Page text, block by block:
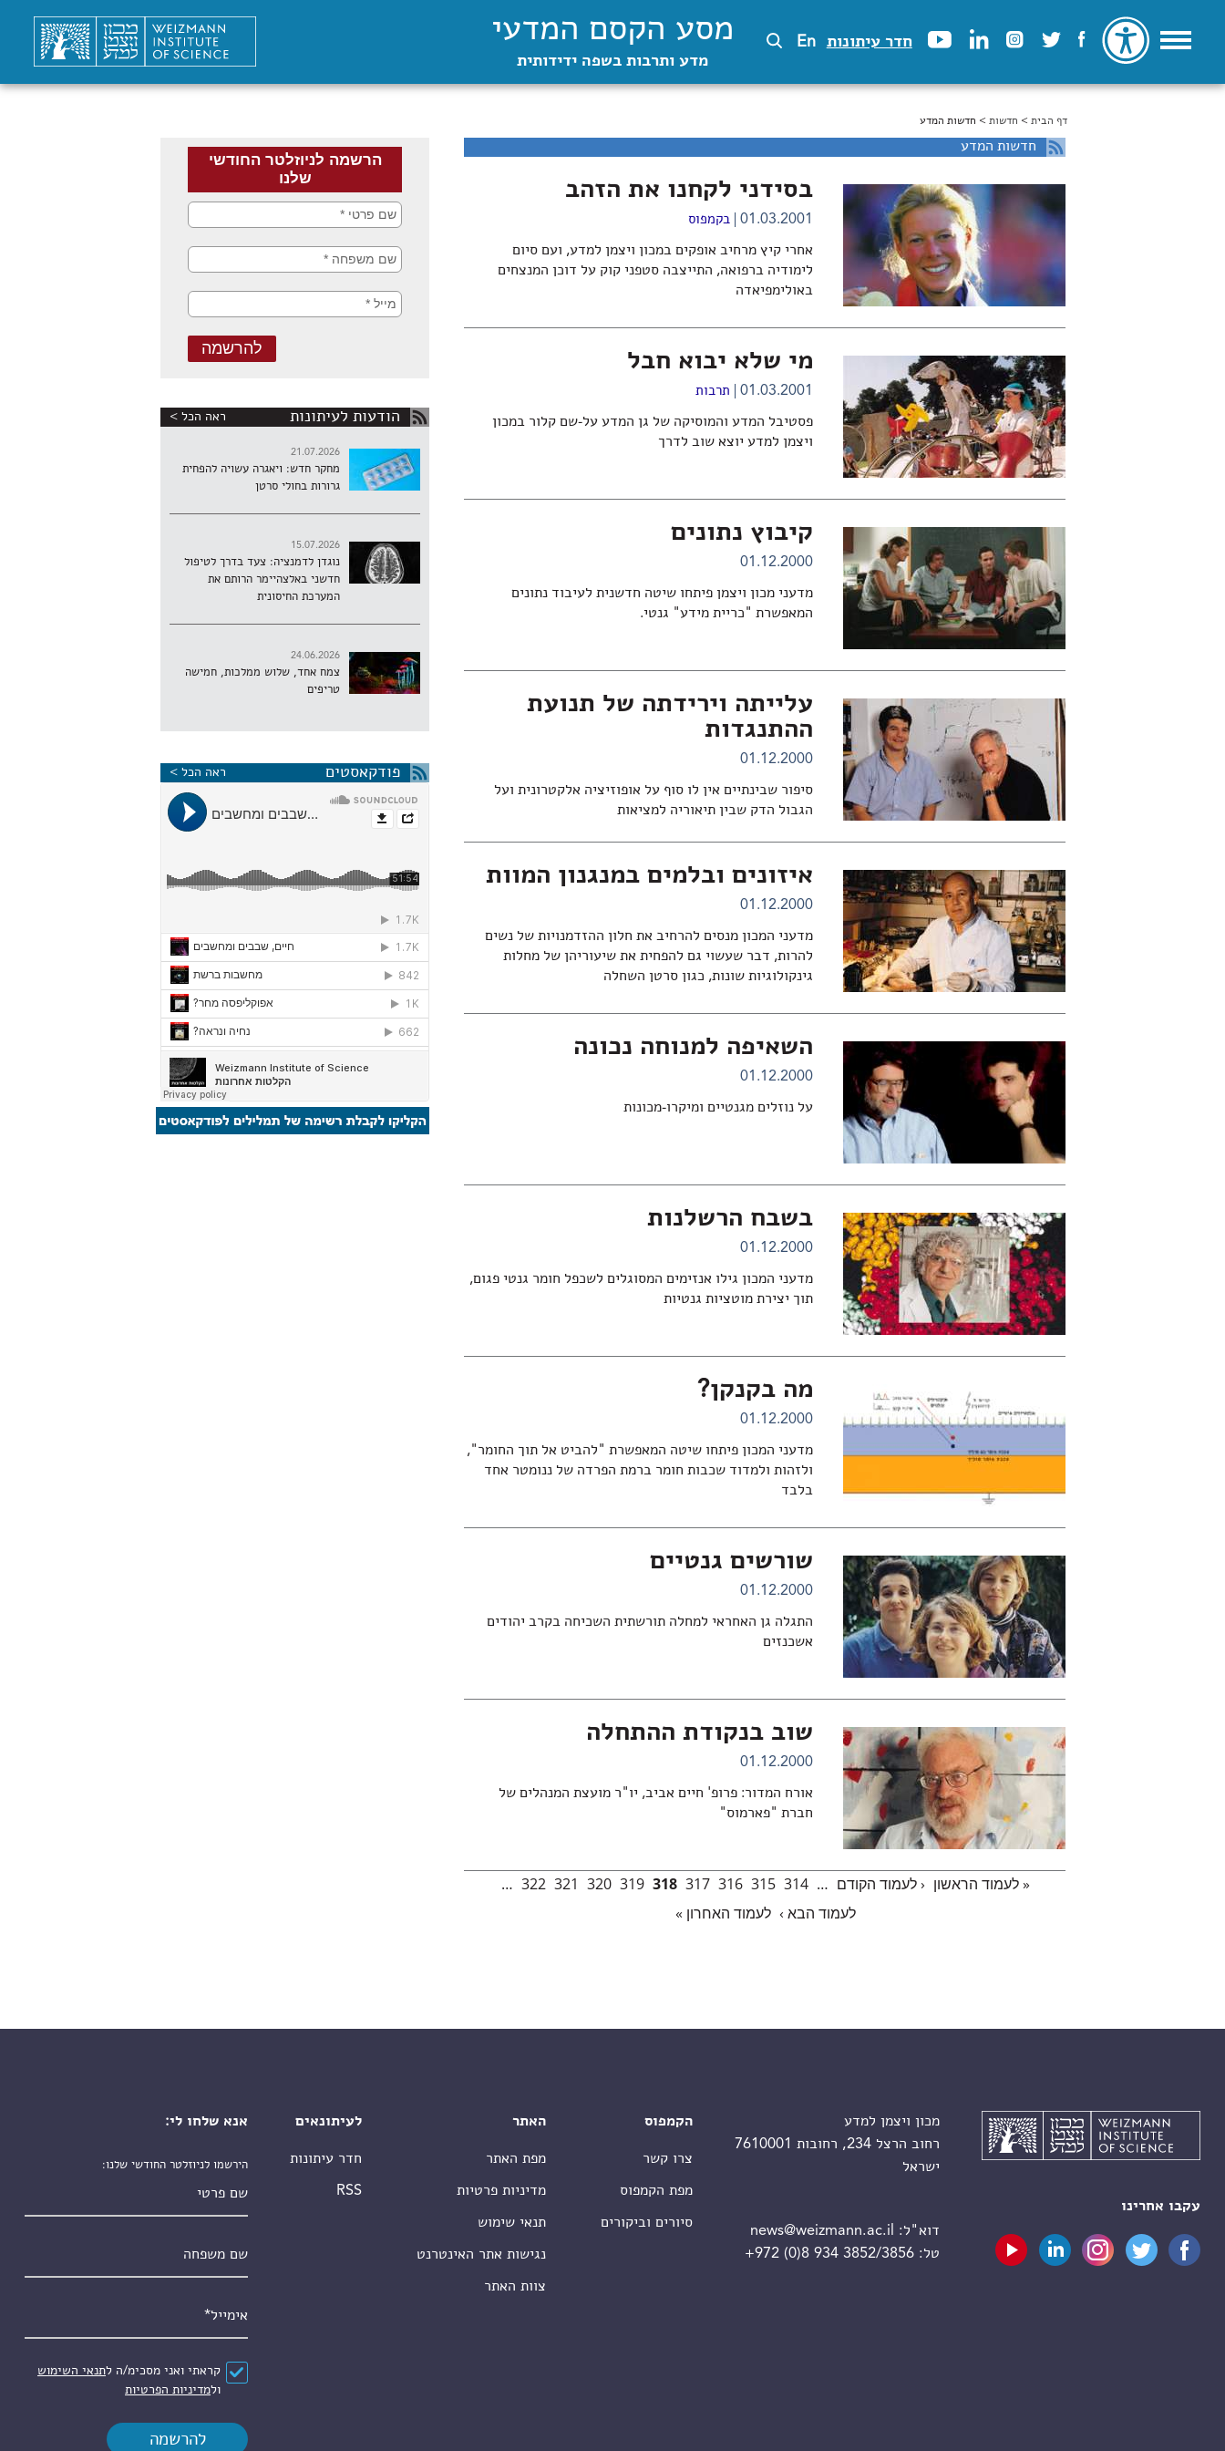
חדר עיתונות En מסע הקסם המדעי
מדע ותרבות בשפה ידידותית
הינך נמצא כאן
דף הבית > חדשות > חדשות המדע
חדשות המדע
בסידני לקחנו את הזהב
01.03.2001 בקמפוס
אחרי קיץ מרחיב אופקים במכון ויצמן למדע, ועם סיום
לימודיה ברפואה, התייצבה סטפני קוק על דוכן המנצחים
באולימפיאדה
מי שלא יבוא חבל
01.03.2001 תרבות
פסטיבל המדע והמוסיקה של גן המדע על-שם קלור במכון
ויצמן למדע יוצא שוב לדרך
קיבוץ נתונים
01.12.2000
מדעני מכון ויצמן פיתחו שיטה חדשנית לעיבוד נתונים
המאפשרת "כריית מידע" גנטי.
עלייתה וירידתה של תנועת
ההתנגדות
01.12.2000
סיפור שבינתיים אין לו סוף על אופוזיציה אלקטרונית ועל
הגבול הדק שבין תיאוריה למציאות
איזונים ובלמים במנגנון המוות
01.12.2000
מדעני המכון מנסים להרחיב את חלון ההזדמנויות של נשים
להרות, דבר שעשוי גם להפחית את שיעוריהן של מחלות
גינקולוגיות שונות, כגון סרטן השחלה
השאיפה למנוחה נכונה
01.12.2000
על נוזלים מגנטיים ומיקרו-מכונות
בשבח הרשלנות
01.12.2000
מדעני המכון גילו אנזימים המסוגלים לשכפל חומר גנטי פגום,
תוך יצירת מוטציות גנטיות
מה בקנקן?
01.12.2000
מדעני המכון פיתחו שיטה המאפשרת "להביט אל תוך החומר",
ולזהות ולמדוד שכבות חומר ברמת הפרדה של ננומטר אחד
בלבד
שורשים גנטיים
01.12.2000
התגלה גן האחראי למחלה תורשתית השכיחה בקרב יהודים
אשכנזים
שוב בנקודת ההתחלה
01.12.2000
אורח המדור: פרופ' חיים אביב, יו"ר מועצת המנהלים של
חברת "פארמוס"
עמודים« לעמוד הראשון ‹ לעמוד הקודם …
314
315
316
317
318
319
320
321
322
…
לעמוד הבא › לעמוד האחרון »
הודעות לעיתונות ראה הכל >
21.07.2026
מחקר חדש: ויאגרה עשויה להפחית
גרורות בחולי סרטן
15.07.2026
נוגדן לדמנציה: צעד בדרך לטיפול
חדשני באלצהיימר הרותם את
המערכת החיסונית
24.06.2026
צמח אחד, שלוש ממלכות, חמישה
טריפים
פודקאסטים ראה הכל >
עקבו אחרינו
מכון ויצמן למדע
רחוב הרצל 234, רחובות 7610001
ישראל
דוא"ל:
news@weizmann.ac.il
טל:+972 (0)8 934 3852/3856
הקמפוס
צרו קשר
מפת הקמפוס
סיורים וביקורים
האתר
מפת האתר
מדיניות פרטיות
תנאי שימוש
נגישות אתר האינטרנט
צוות האתר
לעיתונאים
חדר עיתונות
RSS
אנא שלחו לי:
הירשמו לניוזלטר החודשי שלנו:
הסכם*
קראתי ואני מסכימ/ה לתנאי השימוש
ולמדיניות הפרטיות